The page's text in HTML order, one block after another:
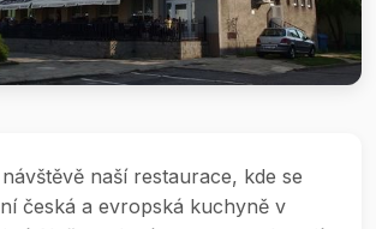
naší restaurace, kde se
česká a evropská kuchyně v